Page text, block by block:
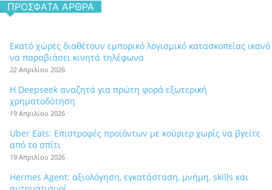
ΠΡΌΣΦΑΤΑ ΆΡΘΡΑ
Εκατό χώρες διαθέτουν εμπορικό λογισμικό κατασκοπείας ικανό
να παραβιάσει κινητά τηλέφωνα
22 Απριλίου 2026
Η Deepseek αναζητά για πρώτη φορά εξωτερική
χρηματοδότηση
19 Απριλίου 2026
Uber Eats: Επιστροφές προϊόντων με κούριερ χωρίς να βγείτε
από το σπίτι
19 Απριλίου 2026
Hermes Agent: αξιολόγηση, εγκατάσταση, μνήμη, skills και